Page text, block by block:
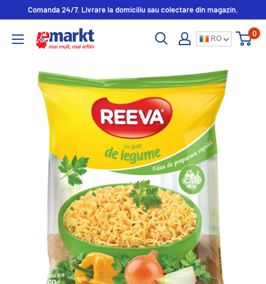
Comanda 24/7. Livrare la domiciliu sau colectare din magazin.
RO
0